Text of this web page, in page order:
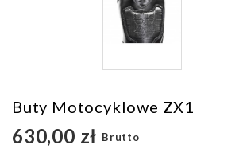
Buty Motocyklowe ZX1
630,00 zł Brutto